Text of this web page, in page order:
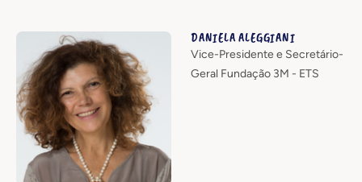
DANIELA ALEGGIANI
Vice-Presidente e Secretário-
Geral Fundação 3M - ETS